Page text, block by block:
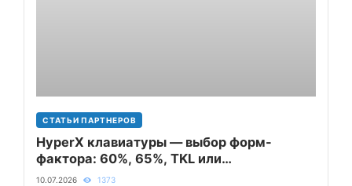
СТАТЬИ ПАРТНЕРОВ
HyperX клавиатуры — выбор форм-
фактора: 60%, 65%, TKL или
полноразмерная
10.07.2026 1373